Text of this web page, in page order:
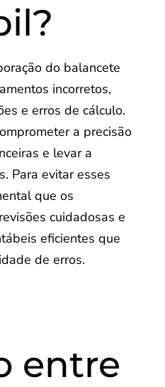
do balancete
incorretos,
e erros de cálculo.
a precisão
e levar a
Para evitar esses
que os
cuidadosas e
eficientes que
de erros.
entre